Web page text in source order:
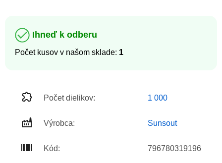
Ihneď k odberu
Počet kusov v našom sklade: 1
Počet dielikov: 1 000
Výrobca: Sunsout
Kód: 796780319196